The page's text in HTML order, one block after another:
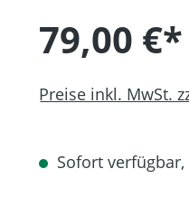
79,00 €*
Preise inkl. MwSt.
Sofort verfügbar,